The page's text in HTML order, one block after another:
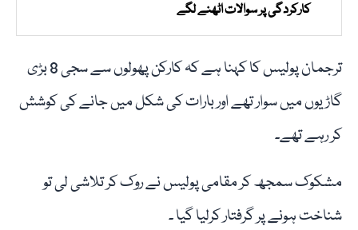
کارکردگی پر سوالات اٹھنے لگے
ترجمان پولیس کا کہنا ہے کہ کارکن پھولوں سے سجی 8 بڑی
گاڑیوں میں سوار تھے اور بارات کی شکل میں جانے کی کوشش
کر رہے تھے۔
مشکوک سمجھ کر مقامی پولیس نے روک کر تلاشی لی تو
شناخت ہونے پر گرفتار کرلیا گیا ۔